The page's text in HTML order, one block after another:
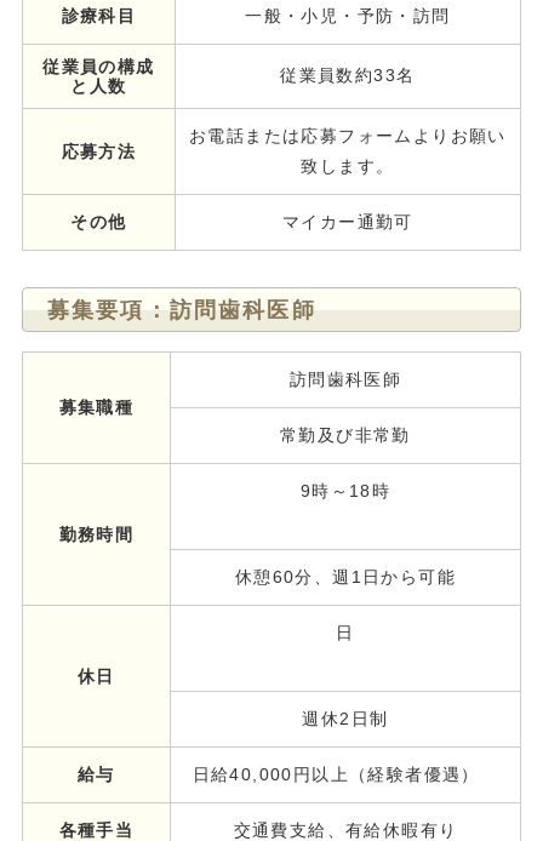
診療科目 一般・小児・予防・訪問
従業員の構成
と人数
従業員数約33名
応募方法
お電話または応募フォームよりお願い
致します。
その他 マイカー通勤可
募集要項：訪問歯科医師
募集職種
訪問歯科医師
常勤及び非常勤
勤務時間
9時～18時
休憩60分、週1日から可能
休日
日
週休2日制
給与 日給40,000円以上（経験者優遇）
各種手当 交通費支給、有給休暇有り